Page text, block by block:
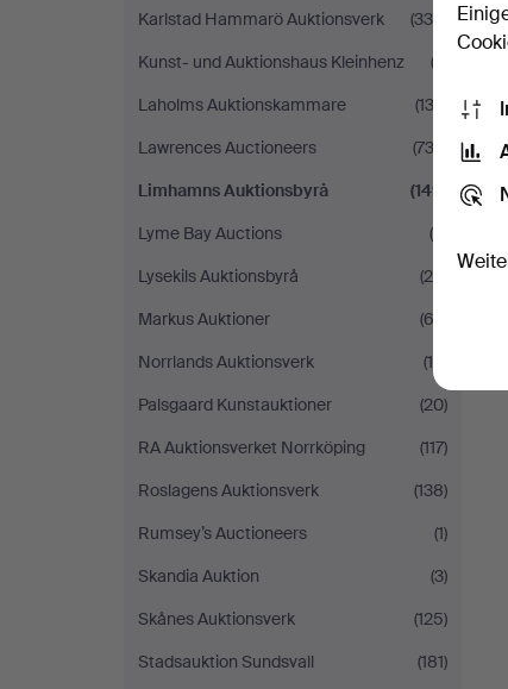
Karlstad Hammarö Auktionsverk
(330)
Kunst- und Auktionshaus Kleinhenz
(3)
Laholms Auktionskammare
(132)
Lawrences Auctioneers
(732)
Limhamns Auktionsbyrå
(149)
Lyme Bay Auctions
(9)
Lysekils Auktionsbyrå
(28)
Markus Auktioner
(63)
Norrlands Auktionsverk
(16)
Palsgaard Kunstauktioner
(20)
RA Auktionsverket Norrköping
(117)
Roslagens Auktionsverk
(138)
Rumsey’s Auctioneers
(1)
Skandia Auktion
(3)
Skånes Auktionsverk
(125)
Stadsauktion Sundsvall
(181)